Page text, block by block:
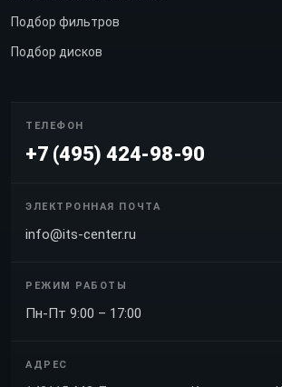
Подбор фильтров
Подбор дисков
ТЕЛЕФОН
+7 (495) 424-98-90
ЭЛЕКТРОННАЯ ПОЧТА
info@its-center.ru
РЕЖИМ РАБОТЫ
Пн-Пт 9:00 – 17:00
АДРЕС